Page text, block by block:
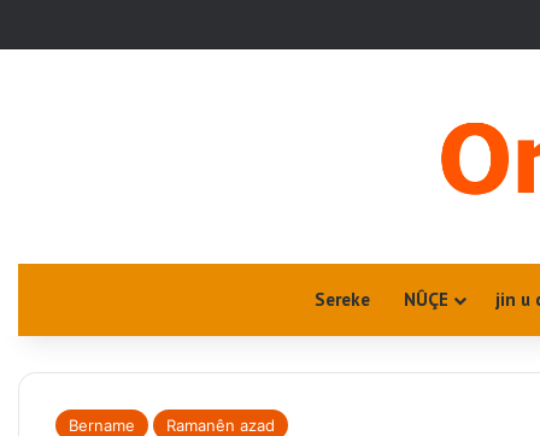
Sereke NÛÇE jin u
Bername Ramanên azad